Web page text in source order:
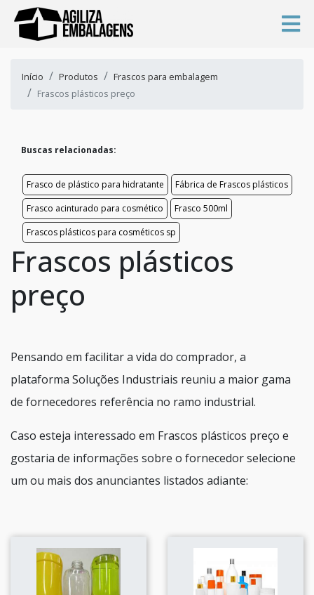
Início Produtos
Frascos para embalagem
Frascos plásticos preço
Buscas relacionadas:
Frasco de plástico para hidratante
Fábrica de Frascos plásticos
Frasco acinturado para cosmético
Frasco 500ml
Frascos plásticos para cosméticos sp
Frascos plásticos
preço
Pensando em facilitar a vida do comprador, a
plataforma Soluções Industriais reuniu a maior gama
de fornecedores referência no ramo industrial.
Caso esteja interessado em Frascos plásticos preço e
gostaria de informações sobre o fornecedor selecione
um ou mais dos anunciantes listados adiante: